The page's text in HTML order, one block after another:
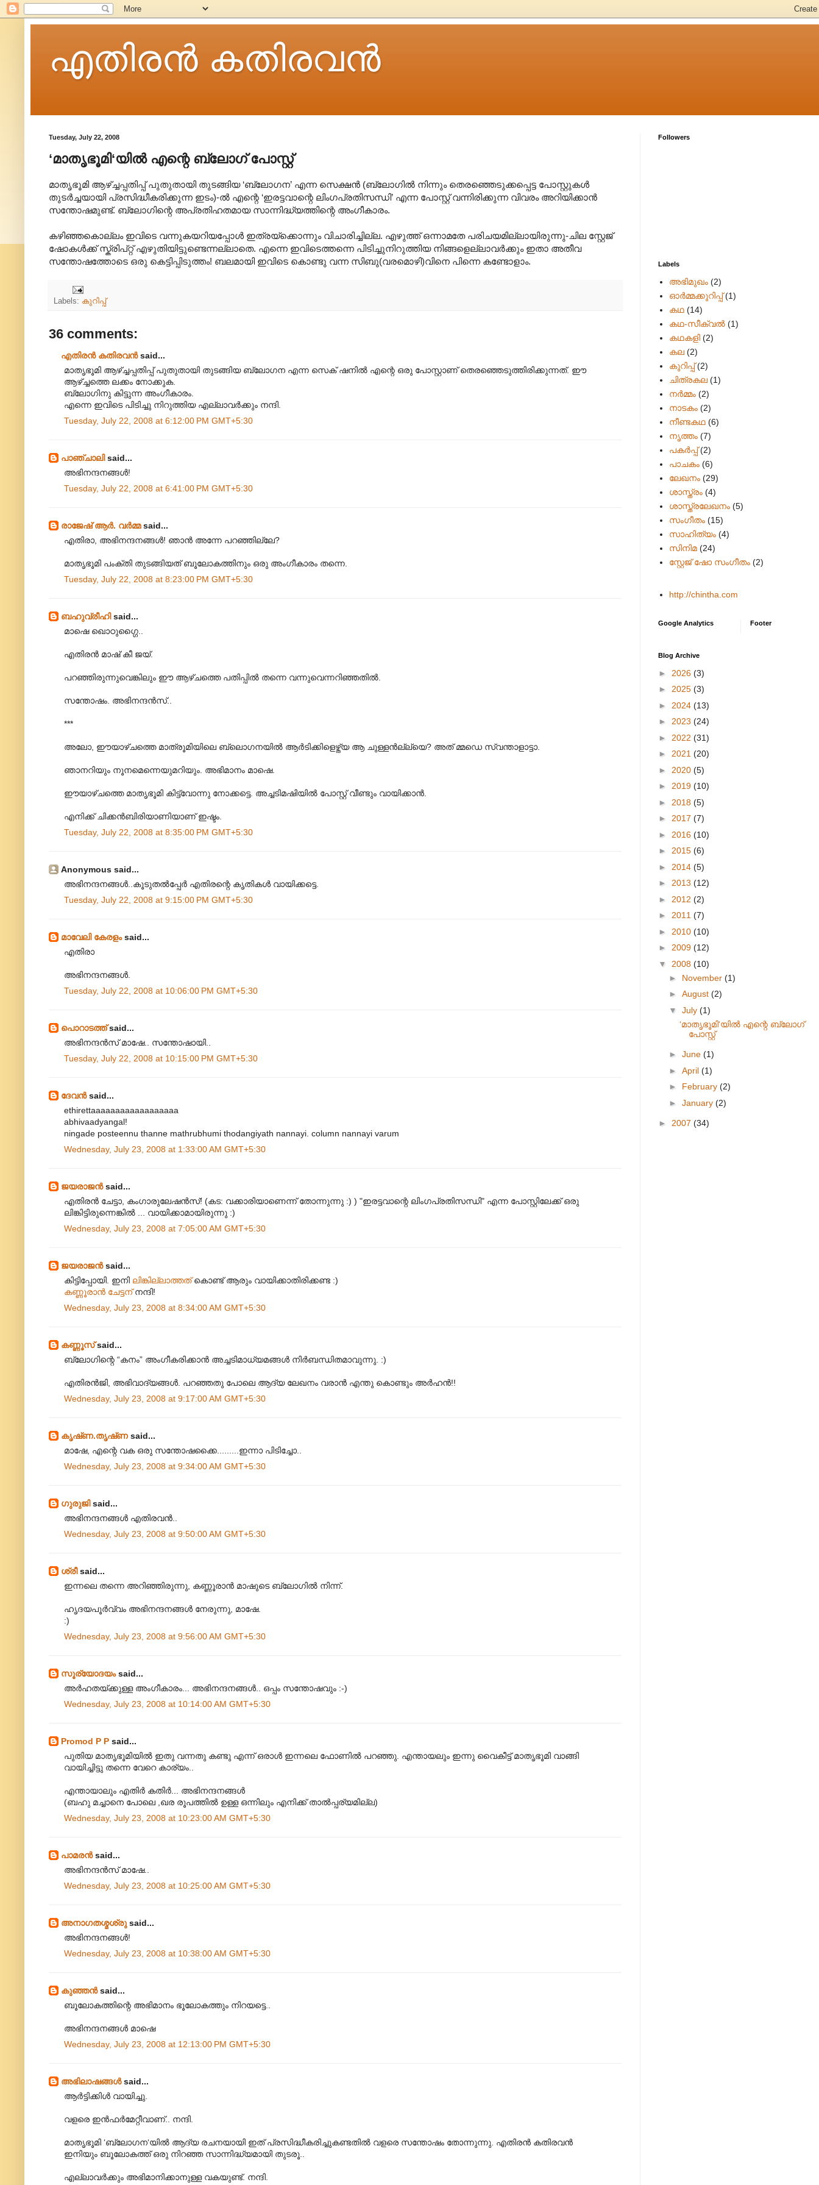
എതിരന്‍ കതിരവന്‍
Tuesday, July 22, 2008
‘മാതൃഭൂമി‘യില്‍ എന്റെ ബ്ലോഗ് പോസ്റ്റ്
മാതൃഭൂമി ആഴ്ച്ചപ്പതിപ്പ് പുതുതായി തുടങ്ങിയ ‘ബ്ലോഗന’ എന്ന സെക്ഷന്‍ (ബ്ലോഗില്‍ നിന്നും തെരഞ്ഞെടുക്കപ്പെട്ട പോസ്റ്റുകള്‍
തുടര്‍ച്ചയായി പ്രസിദ്ധീകരിക്കുന്ന ഇടം)-ല്‍ എന്റെ ‘ഇരട്ടവാന്റെ ലിംഗപ്രതിസന്ധി’ എന്ന പോസ്റ്റ് വന്നിരിക്കുന്ന വിവരം അറിയിക്കാന്‍
സന്തോഷമുണ്ട്. ബ്ലോഗിന്റെ അപ്രതിഹതമായ സാന്നിദ്ധ്യത്തിന്റെ അംഗീകാരം.
കഴിഞ്ഞകൊല്ലം ഇവിടെ വന്നുകയറിയപ്പോള്‍ ഇത്രയ്ക്കൊന്നും വിചാരിച്ചില്ല. എഴുത്ത് ഒന്നാമതേ പരിചയമില്ലായിരുന്നു-ചില സ്റ്റേജ്
ഷോകള്‍ക്ക് സ്ക്രിപ്റ്റ് എഴുതിയിട്ടുണ്ടെന്നല്ലാതെ. എന്നെ ഇവിടെത്തന്നെ പിടിച്ചുനിറുത്തിയ നിങ്ങളെല്ലാവര്‍ക്കും ഇതാ അതീവ
സന്തോഷത്തോടെ ഒരു കെട്ടിപ്പിടുത്തം! ബലമായി ഇവിടെ കൊണ്ടു വന്ന സിബു(വരമൊഴി)വിനെ പിന്നെ കണ്ടോളാം.
Labels: കുറിപ്പ്
36 comments:
എതിരന്‍ കതിരവന്‍said...
മാതൃഭൂമി ആഴ്ച്ചപ്പതിപ്പ് പുതുതായി തുടങ്ങിയ ബ്ലോഗന എന്ന സെക് ഷനില്‍ എന്റെ ഒരു പോസ്റ്റാണ് തെരഞ്ഞെടുത്തിരിക്കുന്നത്. ഈ
ആഴ്ച്ചത്തെ ലക്കം നോക്കുക.
ബ്ലോഗിനു കിട്ടുന്ന അംഗീകാരം.
എന്നെ ഇവിടെ പിടിച്ചു നിറുത്തിയ എല്ലാവര്‍ക്കും നന്ദി.
Tuesday, July 22, 2008 at 6:12:00 PM GMT+5:30
പാഞ്ചാലിsaid...
അഭിനന്ദനങ്ങള്‍!
Tuesday, July 22, 2008 at 6:41:00 PM GMT+5:30
രാജേഷ് ആർ. വർമ്മsaid...
എതിരാ, അഭിനന്ദനങ്ങള്‍! ഞാന്‍ അന്നേ പറഞ്ഞില്ലേ?
മാതൃഭൂമി പംക്തി തുടങ്ങിയത്‌ ബൂലോകത്തിനും ഒരു അംഗീകാരം തന്നെ.
Tuesday, July 22, 2008 at 8:23:00 PM GMT+5:30
ബഹുവ്രീഹിsaid...
മാഷെ ഖൊഠുഗ്ഗൈ..
എതിരൻ മാഷ് കീ ജയ്.
പറഞ്ഞിരുന്നുവെങ്കിലും ഈ ആഴ്ചത്തെ പതിപ്പിൽ തന്നെ വന്നുവെന്നറിഞ്ഞതിൽ.
സന്തോഷം. അഭിനന്ദൻസ്..
***
അലോ, ഈയാഴ്ചത്തെ മാ‍ത്രൂമിയിലെ ബ്ലൊഗനയിൽ ആർടിക്കിളെഴ്ത്യ ആ ചുള്ളൻല്ല്യെ? അത് മ്മഡെ സ്വന്താളാട്ടാ.
ഞാനറിയും നൂനമെന്നെയുമറിയും. അഭിമാനം മാഷെ.
ഈയാഴ്ചത്തെ മാതൃഭൂമി കിട്ട്വോന്നു നോക്കട്ടെ. അച്ചടിമഷിയിൽ പോസ്റ്റ് വീണ്ടും വാ‍യിക്കാൻ.
എനിക്ക് ചിക്കൻബിരിയാണിയാണ് ഇഷ്ടം.
Tuesday, July 22, 2008 at 8:35:00 PM GMT+5:30
Anonymous said...
അഭിനന്ദനങ്ങള്‍..കൂടുതല്‍പ്പേര്‍ എതിരന്റെ കൃതികള്‍ വായിക്കട്ടെ.
Tuesday, July 22, 2008 at 9:15:00 PM GMT+5:30
മാവേലി കേരളംsaid...
എതിരാ
അഭിനന്ദനങ്ങള്‍.
Tuesday, July 22, 2008 at 10:06:00 PM GMT+5:30
പൊറാടത്ത്said...
അഭിനന്ദന്‍സ് മാഷേ.. സന്തോഷായി..
Tuesday, July 22, 2008 at 10:15:00 PM GMT+5:30
ദേവന്‍said...
ethirettaaaaaaaaaaaaaaaaaa
abhivaadyangal!
ningade posteennu thanne mathrubhumi thodangiyath nannayi. column nannayi varum
Wednesday, July 23, 2008 at 1:33:00 AM GMT+5:30
ജയരാജന്‍said...
എതിരന്‍ ചേട്ടാ, കംഗാരുലേഷന്‍സ്! (കട: വക്കാരിയാണെന്ന് തോന്നുന്നു :) ) "ഇരട്ടവാന്റെ ലിംഗപ്രതിസന്ധി" എന്ന പോസ്റ്റിലേക്ക് ഒരു
ലിങ്കിട്ടിരുന്നെങ്കില്‍ ... വായിക്കാമായിരുന്നു :)
Wednesday, July 23, 2008 at 7:05:00 AM GMT+5:30
ജയരാജന്‍said...
കിട്ടിപ്പോയി. ഇനി ലിങ്കില്ലാത്തത്കൊണ്ട് ആരും വായിക്കാതിരിക്കണ്ട :)
കണ്ണൂരാന്‍ ചേട്ടന്‌നന്ദി!
Wednesday, July 23, 2008 at 8:34:00 AM GMT+5:30
കണ്ണൂസ്‌said...
ബ്ലോഗിന്റെ “കനം” അംഗീകരിക്കാന്‍ അച്ചടിമാധ്യമങ്ങള്‍ നിര്‍ബന്ധിതമാവുന്നു. :)
എതിരന്‍‌ജി, അഭിവാദ്യങ്ങള്‍. പറഞ്ഞതു പോലെ ആദ്യ ലേഖനം വരാന്‍ എന്തു കൊണ്ടും അര്‍ഹന്‍!!
Wednesday, July 23, 2008 at 9:17:00 AM GMT+5:30
കൃഷ്‌ണ.തൃഷ്‌ണ said...
മാഷേ, എന്റെ വക ഒരു സന്തോഷക്കൈ.........ഇന്നാ പിടിച്ചോ..
Wednesday, July 23, 2008 at 9:34:00 AM GMT+5:30
ഗുരുജിsaid...
അഭിനന്ദനങ്ങള്‍ എതിരവന്‍..
Wednesday, July 23, 2008 at 9:50:00 AM GMT+5:30
ശ്രീsaid...
ഇന്നലെ തന്നെ അറിഞ്ഞിരുന്നു, കണ്ണൂരാന്‍ മാഷുടെ ബ്ലോഗില്‍ നിന്ന്.
ഹൃദയപൂര്‍വ്വം അഭിനന്ദനങ്ങള്‍ നേരുന്നു, മാഷേ.
:)
Wednesday, July 23, 2008 at 9:56:00 AM GMT+5:30
സൂര്യോദയംsaid...
അര്‍ഹതയ്ക്കുള്ള അംഗീകാരം... അഭിനന്ദനങ്ങള്‍.. ഒപ്പം സന്തോഷവും :-)
Wednesday, July 23, 2008 at 10:14:00 AM GMT+5:30
Promod P P said...
പുതിയ മാതൃഭൂമിയില്‍ ഇതു വന്നതു കണ്ടു എന്ന് ഒരാള്‍ ഇന്നലെ ഫോണില്‍ പറഞ്ഞു. എന്തായലും ഇന്നു വൈകീട്ട് മാതൃഭൂമി വാങ്ങി
വായിച്ചിട്ടു തന്നെ വേറെ കാര്യം..
എന്തായാലും എതിര്‍ കതിര്‍... അഭിനന്ദനങ്ങള്‍
(ബഹു മച്ചാനെ പോലെ ,ഖര രൂപത്തില്‍ ഉള്ള ഒന്നിലും എനിക്ക് താല്‍പ്പര്യമില്ല)
Wednesday, July 23, 2008 at 10:23:00 AM GMT+5:30
പാമരന്‍said...
അഭിനന്ദന്‍സ് മാഷേ..
Wednesday, July 23, 2008 at 10:25:00 AM GMT+5:30
അനാഗതശ്മശ്രു said...
അഭിനന്ദനങ്ങള്‍!
Wednesday, July 23, 2008 at 10:38:00 AM GMT+5:30
കുഞ്ഞന്‍said...
ബൂലോകത്തിന്റെ അഭിമാനം ഭൂലോകത്തും നിറയട്ടെ..
അഭിനന്ദനങ്ങള്‍ മാഷെ
Wednesday, July 23, 2008 at 12:13:00 PM GMT+5:30
അഭിലാഷങ്ങള്‍said...
ആര്‍ട്ടിക്കിള്‍ വായിച്ചു.
വളരെ ഇന്‍ഫര്‍മേറ്റീവാണ്.. നന്ദി.
മാതൃഭൂമി ‘ബ്ലോഗന‘യില്‍ ആദ്യ രചനയായി ഇത് പ്രസിദ്ധീകരിച്ചുകണ്ടതില്‍ വളരെ സന്തോഷം തോന്നുന്നു. എതിരന്‍ കതിരവന്‍
ഇനിയും ബൂലോകത്ത് ഒരു നിറഞ്ഞ സാ‍ന്നിദ്ധ്യമായി തുടരൂ..
എല്ലാവര്‍ക്കും അഭിമാനിക്കാനുള്ള വകയുണ്ട്. നന്ദി.
Followers
Labels
അഭിമുഖം (2)
ഓർമ്മക്കുറിപ്പ് (1)
കഥ (14)
കഥ-സീക്വല്‍ (1)
കഥകളി (2)
കല (2)
കുറിപ്പ് (2)
ചിത്രകല (1)
നർമ്മം (2)
നാടകം (2)
നീണ്ടകഥ (6)
നൃത്തം (7)
പകര്‍പ്പ് (2)
പാചകം (6)
ലേഖനം (29)
ശാസ്ത്രം (4)
ശാസ്ത്രലേഖനം (5)
സംഗീതം (15)
സാഹിത്യം (4)
സിനിമ (24)
സ്റ്റേജ് ഷോ സംഗീതം (2)
http://chintha.com
Google Analytics Footer
Blog Archive
► 2026 (3)
► 2025 (3)
► 2024 (13)
► 2023 (24)
► 2022 (31)
► 2021 (20)
► 2020 (5)
► 2019 (10)
► 2018 (5)
► 2017 (7)
► 2016 (10)
► 2015 (6)
► 2014 (5)
► 2013 (12)
► 2012 (2)
► 2011 (7)
► 2010 (10)
► 2009 (12)
▼ 2008 (10)
► November (1)
► August (2)
▼ July (1)
‘മാതൃഭൂമി‘യില്‍ എന്റെ ബ്ലോഗ്
പോസ്റ്റ്
► June (1)
► April (1)
► February (2)
► January (2)
► 2007 (34)